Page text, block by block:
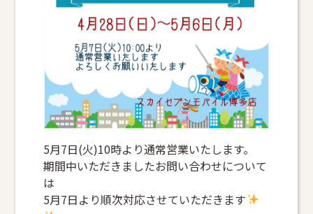
5月7日(火)10時より通常営業いたします。
期間中いただきましたお問い合わせについて
は
5月7日より順次対応させていただきます